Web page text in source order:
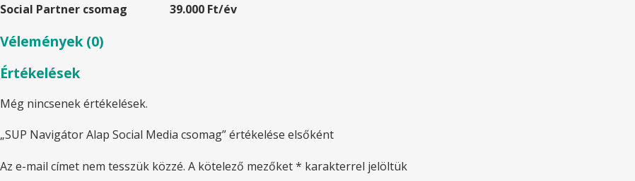
Social Partner csomag 39.000 Ft/év
Vélemények (0)
Értékelések
Még nincsenek értékelések.
„SUP Navigátor Alap Social Media csomag” értékelése elsőként
Az e-mail címet nem tesszük közzé. A kötelező mezőket* karakterrel jelöltük